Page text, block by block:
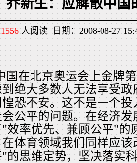
乔新生：应解散中国
1556人阅读 日期：2008-08-27
国在北京奥运会上金牌
到绝大多数人无法享受
惶恐不安。这不是一个
会公平的问题。在经济
"效率优先、兼顾公平"的
在体育领域我们同样应
"的思维定势，坚决落实